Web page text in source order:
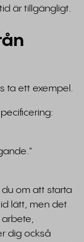
är tillgängligt.
ta ett exempel.
du om att starta
lätt, men det
arbete,
dig också